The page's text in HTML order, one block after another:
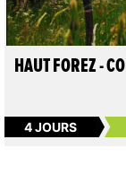
HAUT FOREZ -
4 JOURS